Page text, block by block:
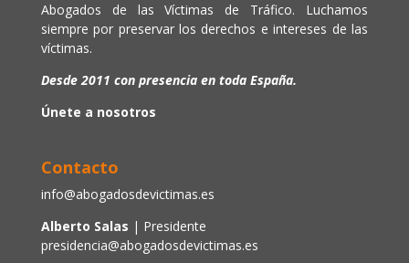
Abogados de las Víctimas de Tráfico. Luchamos
siempre por preservar los derechos e intereses de las
víctimas.
Desde 2011 con presencia en toda España.
Únete a nosotros
Contacto
info@abogadosdevictimas.es
Alberto Salas | Presidente
presidencia@abogadosdevictimas.es